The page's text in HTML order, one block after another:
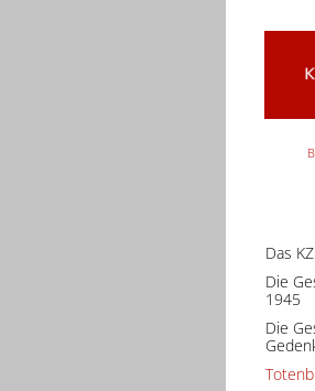
Das
Die
1945
Die